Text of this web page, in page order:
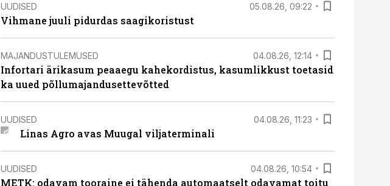
UUDISED 05.08.26, 09:22
Vihmane juuli pidurdas saagikoristust
MAJANDUSTULEMUSED 04.08.26, 12:14
Infortari ärikasum peaaegu kahekordistus, kasumlikkust toetasid
ka uued põllumajandusettevõtted
UUDISED 04.08.26, 11:23
Linas Agro avas Muugal viljaterminali
UUDISED 04.08.26, 10:54
METK: odavam tooraine ei tähenda automaatselt odavamat toitu